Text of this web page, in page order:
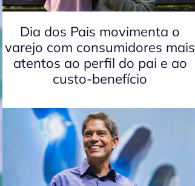
Dia dos Pais movimenta o
varejo com consumidores mais
atentos ao perfil do pai e ao
custo-benefício